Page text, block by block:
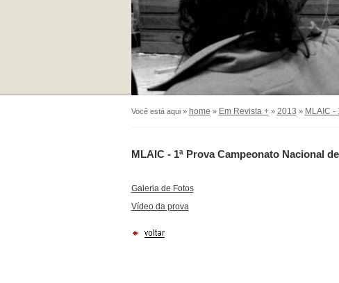
Você está aqui » home » Em Revista +» 2013 » MLAIC -
MLAIC - 1ª Prova Campeonato Nacional
Galeria de Fotos
Vídeo da prova